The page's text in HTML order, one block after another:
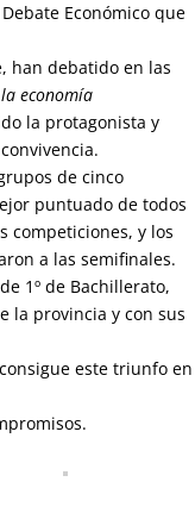
Económico que
han debatido en las
economía
la protagonista y
de cinco
puntuado de todos
competiciones, y los
a las semifinales.
1º de Bachillerato,
la provincia y con sus
este triunfo en